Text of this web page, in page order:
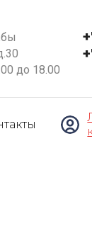
до 18.00